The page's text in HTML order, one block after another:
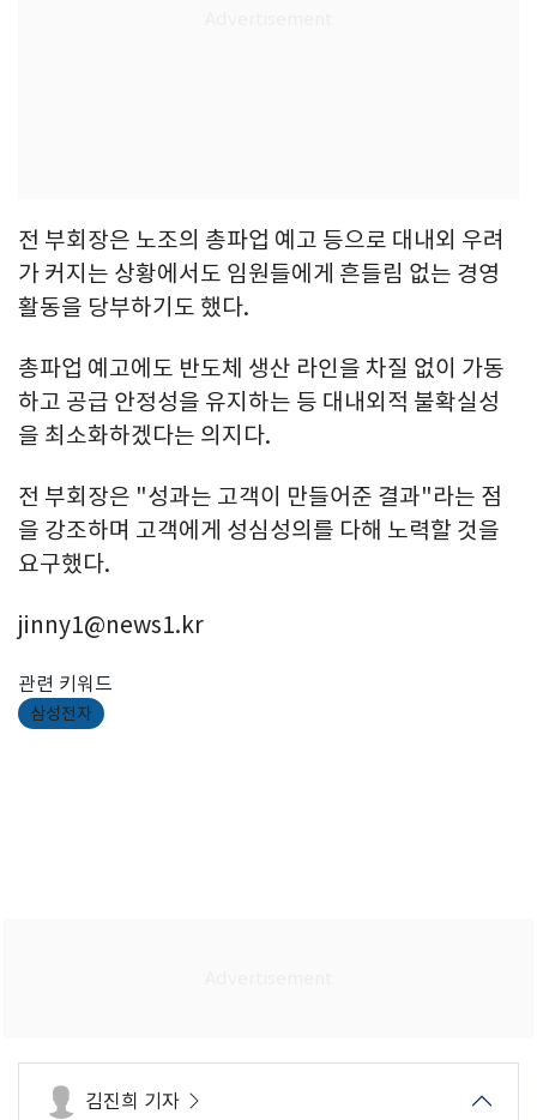
전 부회장은 노조의 총파업 예고 등으로 대내외 우려
가 커지는 상황에서도 임원들에게 흔들림 없는 경영
활동을 당부하기도 했다.
총파업 예고에도 반도체 생산 라인을 차질 없이 가동
하고 공급 안정성을 유지하는 등 대내외적 불확실성
을 최소화하겠다는 의지다.
전 부회장은 "성과는 고객이 만들어준 결과"라는 점
을 강조하며 고객에게 성심성의를 다해 노력할 것을
요구했다.
jinny1@news1.kr
관련 키워드
삼성전자
김진희 기자